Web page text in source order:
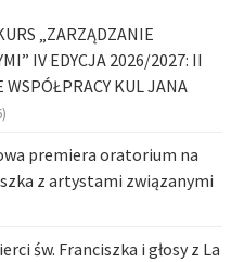
„ZARZĄDZANIE
IV EDYCJA 2026/2027: II
WSPÓŁPRACY KUL JANA
premiera oratorium na
z artystami związanymi
św. Franciszka i głosy z La